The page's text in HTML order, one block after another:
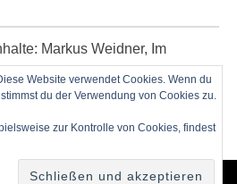
Markus Weidner, Im
Biebergemünd, E-Mail:
Thomas Michel
Website verwendet Cookies. Wenn du
du der Verwendung von Cookies zu.
zur Kontrolle von Cookies, findest